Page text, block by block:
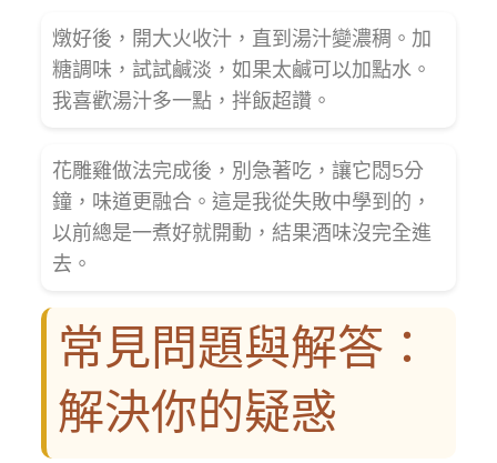
燉好後，開大火收汁，直到湯汁變濃稠。加
糖調味，試試鹹淡，如果太鹹可以加點水。
我喜歡湯汁多一點，拌飯超讚。
花雕雞做法完成後，別急著吃，讓它悶5分
鐘，味道更融合。這是我從失敗中學到的，
以前總是一煮好就開動，結果酒味沒完全進
去。
常見問題與解答：
解決你的疑惑